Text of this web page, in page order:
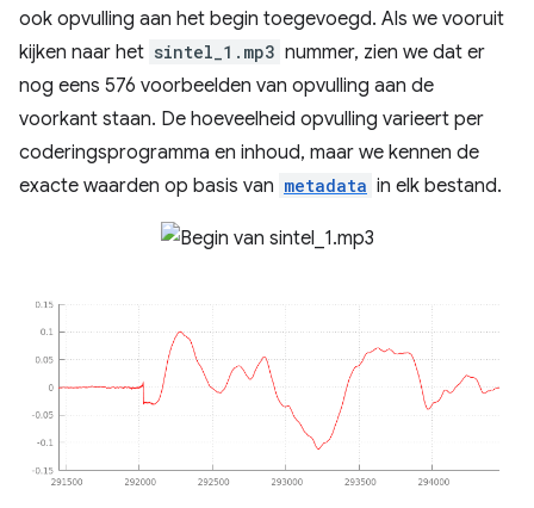
ook opvulling aan het begin toegevoegd. Als we vooruit
kijken naar het sintel_1.mp3 nummer, zien we dat er
nog eens 576 voorbeelden van opvulling aan de
voorkant staan. De hoeveelheid opvulling varieert per
coderingsprogramma en inhoud, maar we kennen de
exacte waarden op basis van metadata in elk bestand.